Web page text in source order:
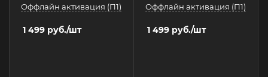
Оффлайн активация (П1)
1 499 руб./шт
Оффлайн активация (П1)
1 499 руб./шт